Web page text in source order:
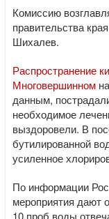
Комиссию
правительства
Шихалев.
Распространение
Многовершинном
данным,
необходимое
выздоровели. В
бутилированной
усиленное
По информации
мероприятия дают
10 проб воды